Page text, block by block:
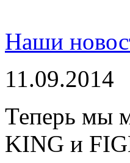
Наши
11.09.2014
Теперь мы
KING и